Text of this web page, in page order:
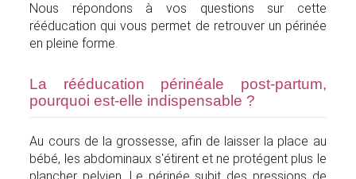
Nous répondons à vos questions sur cette
rééducation qui vous permet de retrouver un périnée
en pleine forme.
La rééducation périnéale post-partum,
pourquoi est-elle indispensable ?
Au cours de la grossesse, afin de laisser la place au
bébé, les abdominaux s'étirent et ne protégent plus le